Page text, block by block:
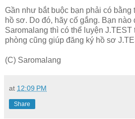
Gần như bắt buộc bạn phải có bằng
hồ sơ. Do đó, hãy cố gắng. Bạn nào
Saromalang thì có thể luyện J.TEST
phòng cũng giúp đăng ký hồ sơ
(C) Saromalang
at 12:09 PM
Share